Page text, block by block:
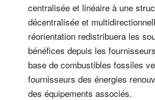
centralisée et linéaire à une
décentralisée et
réorientation redistribuera les
bénéfices depuis les
base de combustibles fossiles
fournisseurs des énergies
des équipements associés.